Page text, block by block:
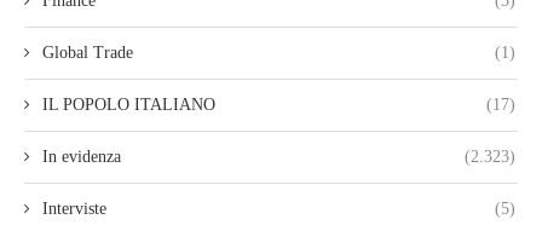
Global Trade (1)
IL POPOLO ITALIANO (17)
In evidenza (2.323)
Interviste (5)